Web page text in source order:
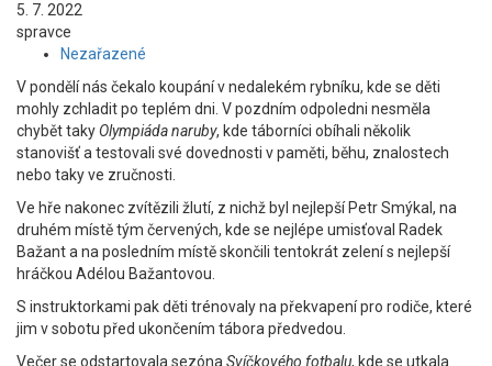
5. 7. 2022
spravce
Nezařazené
V pondělí nás čekalo koupání v nedalekém rybníku, kde se děti
mohly zchladit po teplém dni. V pozdním odpoledni nesměla
chybět taky Olympiáda naruby, kde táborníci obíhali několik
stanovišť a testovali své dovednosti v paměti, běhu, znalostech
nebo taky ve zručnosti.
Ve hře nakonec zvítězili žlutí, z nichž byl nejlepší Petr Smýkal, na
druhém místě tým červených, kde se nejlépe umisťoval Radek
Bažant a na posledním místě skončili tentokrát zelení s nejlepší
hráčkou Adélou Bažantovou.
S instruktorkami pak děti trénovaly na překvapení pro rodiče, které
jim v sobotu před ukončením tábora předvedou.
Večer se odstartovala sezónaSvíčkového fotbalu, kde se utkala